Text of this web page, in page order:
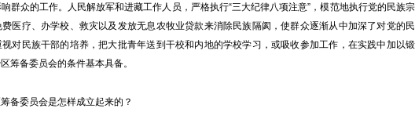
群众的工作。人民解放军和进藏工作人员，严格执行“三大纪律八项注意”，模范地执行党的民族宗
医疗、办学校、救灾以及发放无息农牧业贷款来消除民族隔阂，使群众逐渐从中加深了对党的民
对民族干部的培养，把大批青年送到干校和内地的学校学习，或吸收参加工作，在实践中加以锻
筹备委员会的条件基本具备。
委员会是怎样成立起来的？